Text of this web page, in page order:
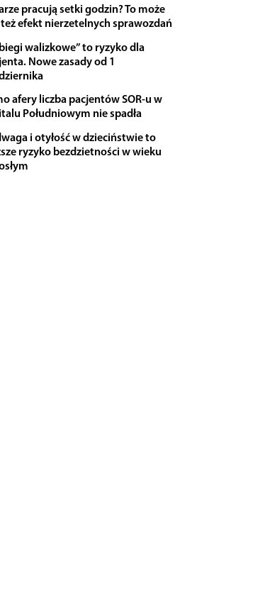
pracują setki godzin? To może
efekt nierzetelnych sprawozdań
walizkowe” to ryzyko dla
Nowe zasady od 1
afery liczba pacjentów SOR-u w
Południowym nie spadła
i otyłość w dzieciństwie to
ryzyko bezdzietności w wieku